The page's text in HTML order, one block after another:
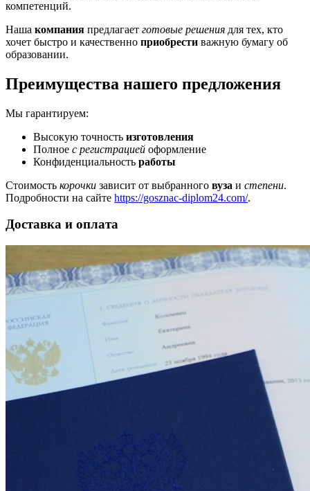
компетенций.
Наша компания предлагает готовые решения для тех, кто
хочет быстро и качественно приобрести важную бумагу об
образовании.
Преимущества нашего предложения
Мы гарантируем:
Высокую точность изготовления
Полное с регистрацией оформление
Конфиденциальность работы
Стоимость корочки зависит от выбранного вуза и степени.
Подробности на сайте https://gosznac-diplom24.com/.
Доставка и оплата